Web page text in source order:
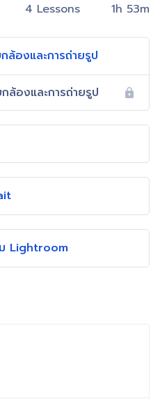
4 Lessons 1h 53m
ล้องและการถ่ายรูป
ล้องและการถ่ายรูป
Lightroom